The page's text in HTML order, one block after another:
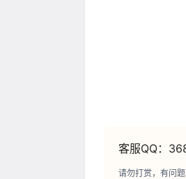
客服QQ：
请勿打赏，有问